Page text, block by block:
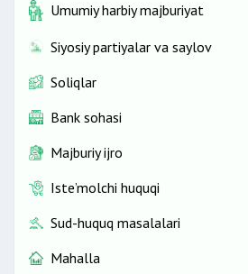
Umumiy harbiy majburiyat
Siyosiy partiyalar va saylov
Soliqlar
Bank sohasi
Majburiy ijro
Iste’molchi huquqi
Sud-huquq masalalari
Mahalla